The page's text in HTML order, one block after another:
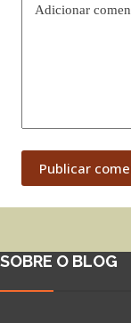
Adicionar
Publicar
SOBRE O BLOG